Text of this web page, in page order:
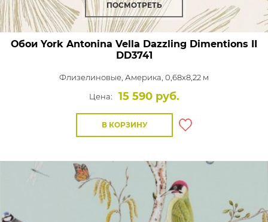
ПОСМОТРЕТЬ
Обои York Antonina Vella Dazzling Dimentions II
DD3741
Флизелиновые, Америка, 0,68x8,22 м
Цена:
15 590 руб.
В КОРЗИНУ